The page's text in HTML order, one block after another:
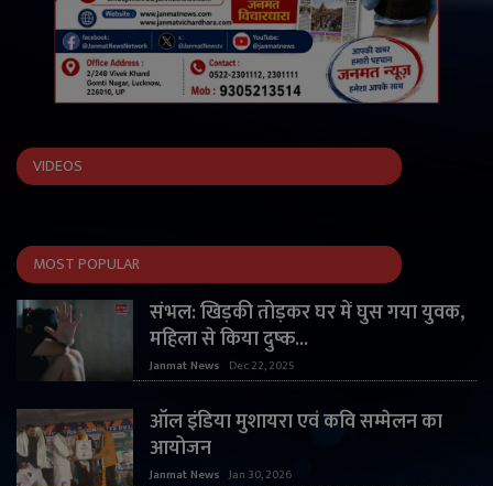
VIDEOS
MOST POPULAR
संभल: खिड़की तोड़कर घर में घुस गया युवक,
महिला से किया दुष्क...
Janmat News Dec 22, 2025
ऑल इंडिया मुशायरा एवं कवि सम्मेलन का
आयोजन
Janmat News Jan 30, 2026